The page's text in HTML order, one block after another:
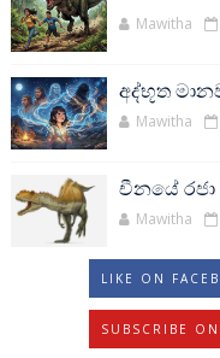
Mawitha
අද්භූත
Mawitha
චීනයේ
Mawitha
LIKE ON
SUBSCRIBE